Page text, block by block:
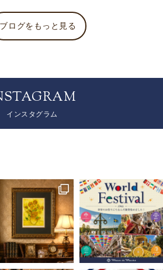
ブログをもっと見る
インスタグラム